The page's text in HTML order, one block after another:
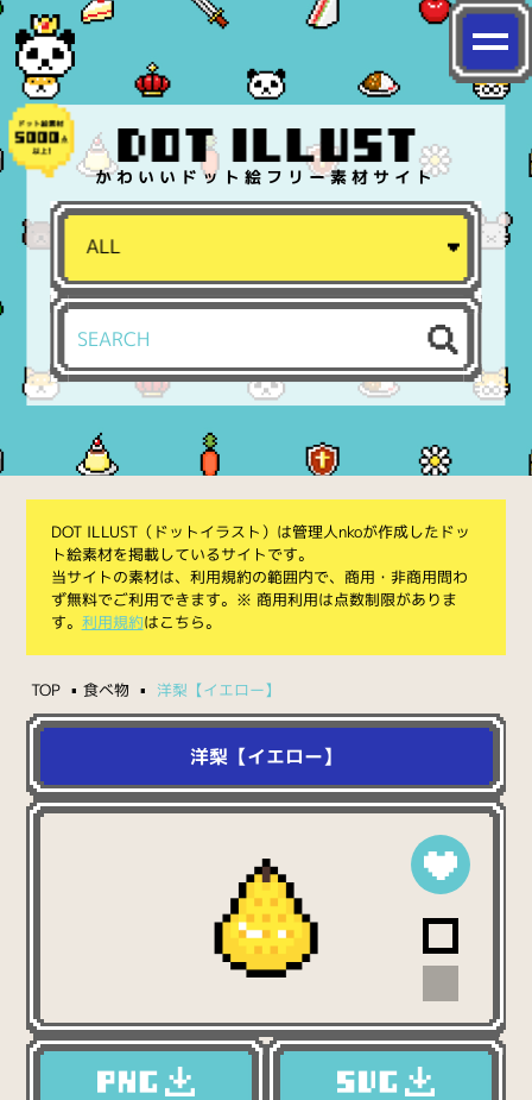
かわいいドット絵フリー素材サイト
DOT ILLUST（ドットイラスト）は管理人nkoが作成したドッ
ト絵素材を掲載しているサイトです。
当サイトの素材は、利用規約の範囲内で、商用・非商用問わ
ず無料でご利用できます。※ 商用利用は点数制限がありま
す。 利用規約はこちら。
TOP 食べ物 洋梨【イエロー】
洋梨【イエロー】